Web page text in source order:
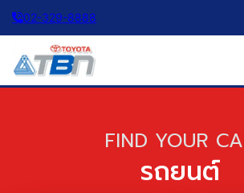
02-329-8888
FIND YOUR
รถยนต์